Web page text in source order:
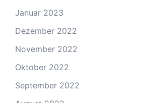
Januar 2023
Dezember 2022
November 2022
Oktober 2022
September 2022